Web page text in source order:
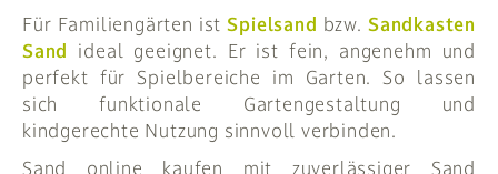
Für Familiengärten istSpielsand bzw. Sandkasten
Sand ideal geeignet. Er ist fein, angenehm und
perfekt für Spielbereiche im Garten. So lassen
sich funktionale Gartengestaltung und
kindgerechte Nutzung sinnvoll verbinden.
Sand online kaufen mit zuverlässiger Sand